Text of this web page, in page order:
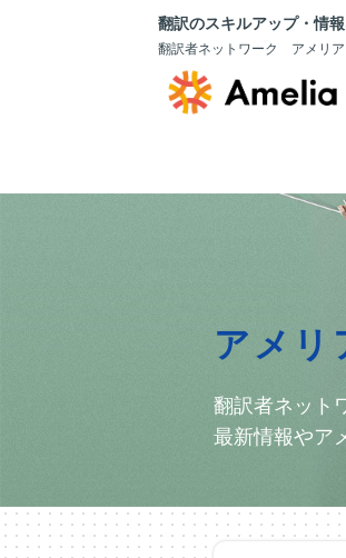
翻訳のスキルアップ・情
翻訳者ネットワーク アメリア
アメリ
翻訳者ネット
最新情報やア